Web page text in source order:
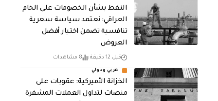
النفط بشأن الخصومات على الخام
العراقي: نعتمد سياسة سعرية
تنافسية تضمن اختيار أفضل
العروض
قبل 12 دقيقة 8 مشاهدات
عربي ودولي
الخزانة الأميركية: عقوبات على
منصات لتداول العملات المشفرة